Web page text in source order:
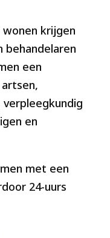
krijgen
behandelaren
een
en
met een
24-uurs